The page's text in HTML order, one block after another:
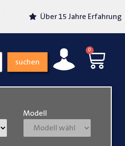
Über 15 Jahre Erfahrung
suchen
0
Modell